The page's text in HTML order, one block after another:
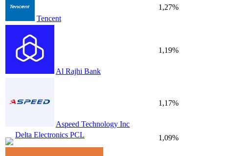
Tencent
1,27%
Al Rajhi Bank
1,19%
Aspeed Technology Inc
1,17%
Delta Electronics PCL 1,09%